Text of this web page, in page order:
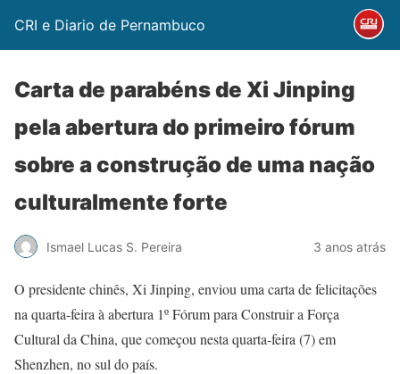
CRI e Diario de Pernambuco
Carta de parabéns de Xi Jinping
pela abertura do primeiro fórum
sobre a construção de uma nação
culturalmente forte
Ismael Lucas S. Pereira 3 anos atrás
O presidente chinês, Xi Jinping, enviou uma carta de felicitações
na quarta-feira à abertura 1º Fórum para Construir a Força
Cultural da China, que começou nesta quarta-feira (7) em
Shenzhen, no sul do país.